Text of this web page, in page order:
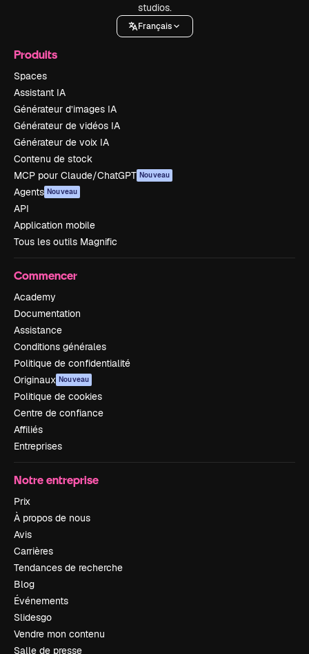
studios.
Français
Produits
Spaces
Assistant IA
Générateur d’images IA
Générateur de vidéos IA
Générateur de voix IA
Contenu de stock
MCP pour Claude/ChatGPT Nouveau
Agents Nouveau
API
Application mobile
Tous les outils Magnific
Commencer
Academy
Documentation
Assistance
Conditions générales
Politique de confidentialité
Originaux Nouveau
Politique de cookies
Centre de confiance
Affiliés
Entreprises
Notre entreprise
Prix
À propos de nous
Avis
Carrières
Tendances de recherche
Blog
Événements
Slidesgo
Vendre mon contenu
Salle de presse